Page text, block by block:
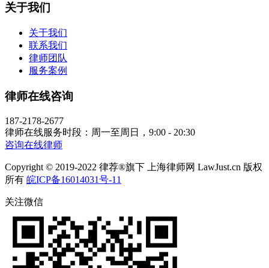
关于我们
关于我们
联系我们
律师团队
服务案例
律师在线咨询
187-2178-2677
律师在线服务时段：周一至周日，9:00 - 20:30
咨询在线律师
Copyright © 2019-2022 律荐®旗下 上海律师网 LawJust.cn 版权
所有 皖ICP备16014031号-11
关注微信